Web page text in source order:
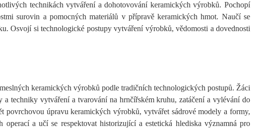
technikách vytváření a dohotovování keramických výrobků. Pochopí
surovin a pomocných materiálů v přípravě keramických hmot. Naučí se
Osvojí si technologické postupy vytváření výrobků, vědomosti a dovednosti
keramických výrobků podle tradičních technologických postupů. Žáci
techniky vytváření a tvarování na hrnčířském kruhu, zatáčení a vylévání do
úpravu keramických výrobků, vytvářet sádrové modely a formy,
a učí se respektovat historizující a estetická hlediska významná pro